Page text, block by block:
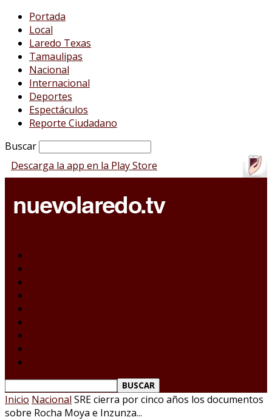
Portada
Local
Laredo Texas
Tamaulipas
Nacional
Internacional
Deportes
Espectáculos
Reporte Ciudadano
Buscar
Descarga la app en la Play Store
Inicio Nacional SRE cierra por cinco años los documentos
sobre Rocha Moya e Inzunza...